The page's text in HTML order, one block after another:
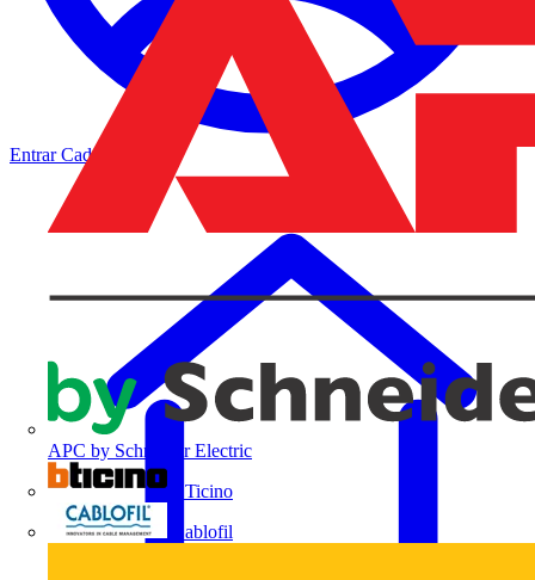
APC by Schneider Electric
BTicino
Cablofil
EntrarCadastrar